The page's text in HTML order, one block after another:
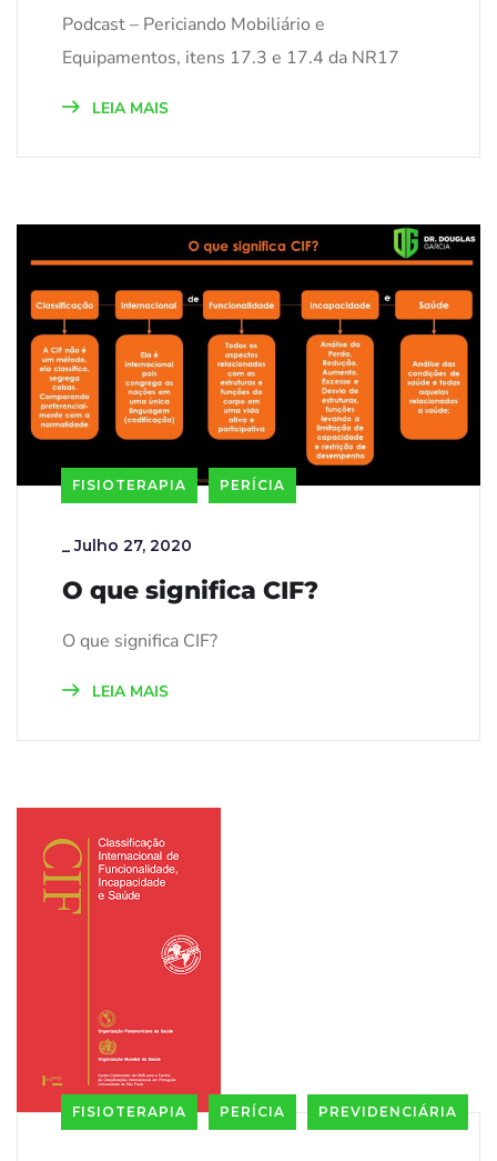
Podcast – Periciando Mobiliário e
Equipamentos, itens 17.3 e 17.4 da NR17
LEIA MAIS
FISIOTERAPIA PERÍCIA
_Julho 27, 2020
O que significa CIF?
O que significa CIF?
LEIA MAIS
FISIOTERAPIA PERÍCIA PREVIDENCIÁRIA